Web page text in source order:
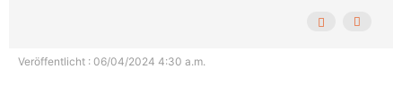
Veröffentlicht : 06/04/2024 4:30 a.m.